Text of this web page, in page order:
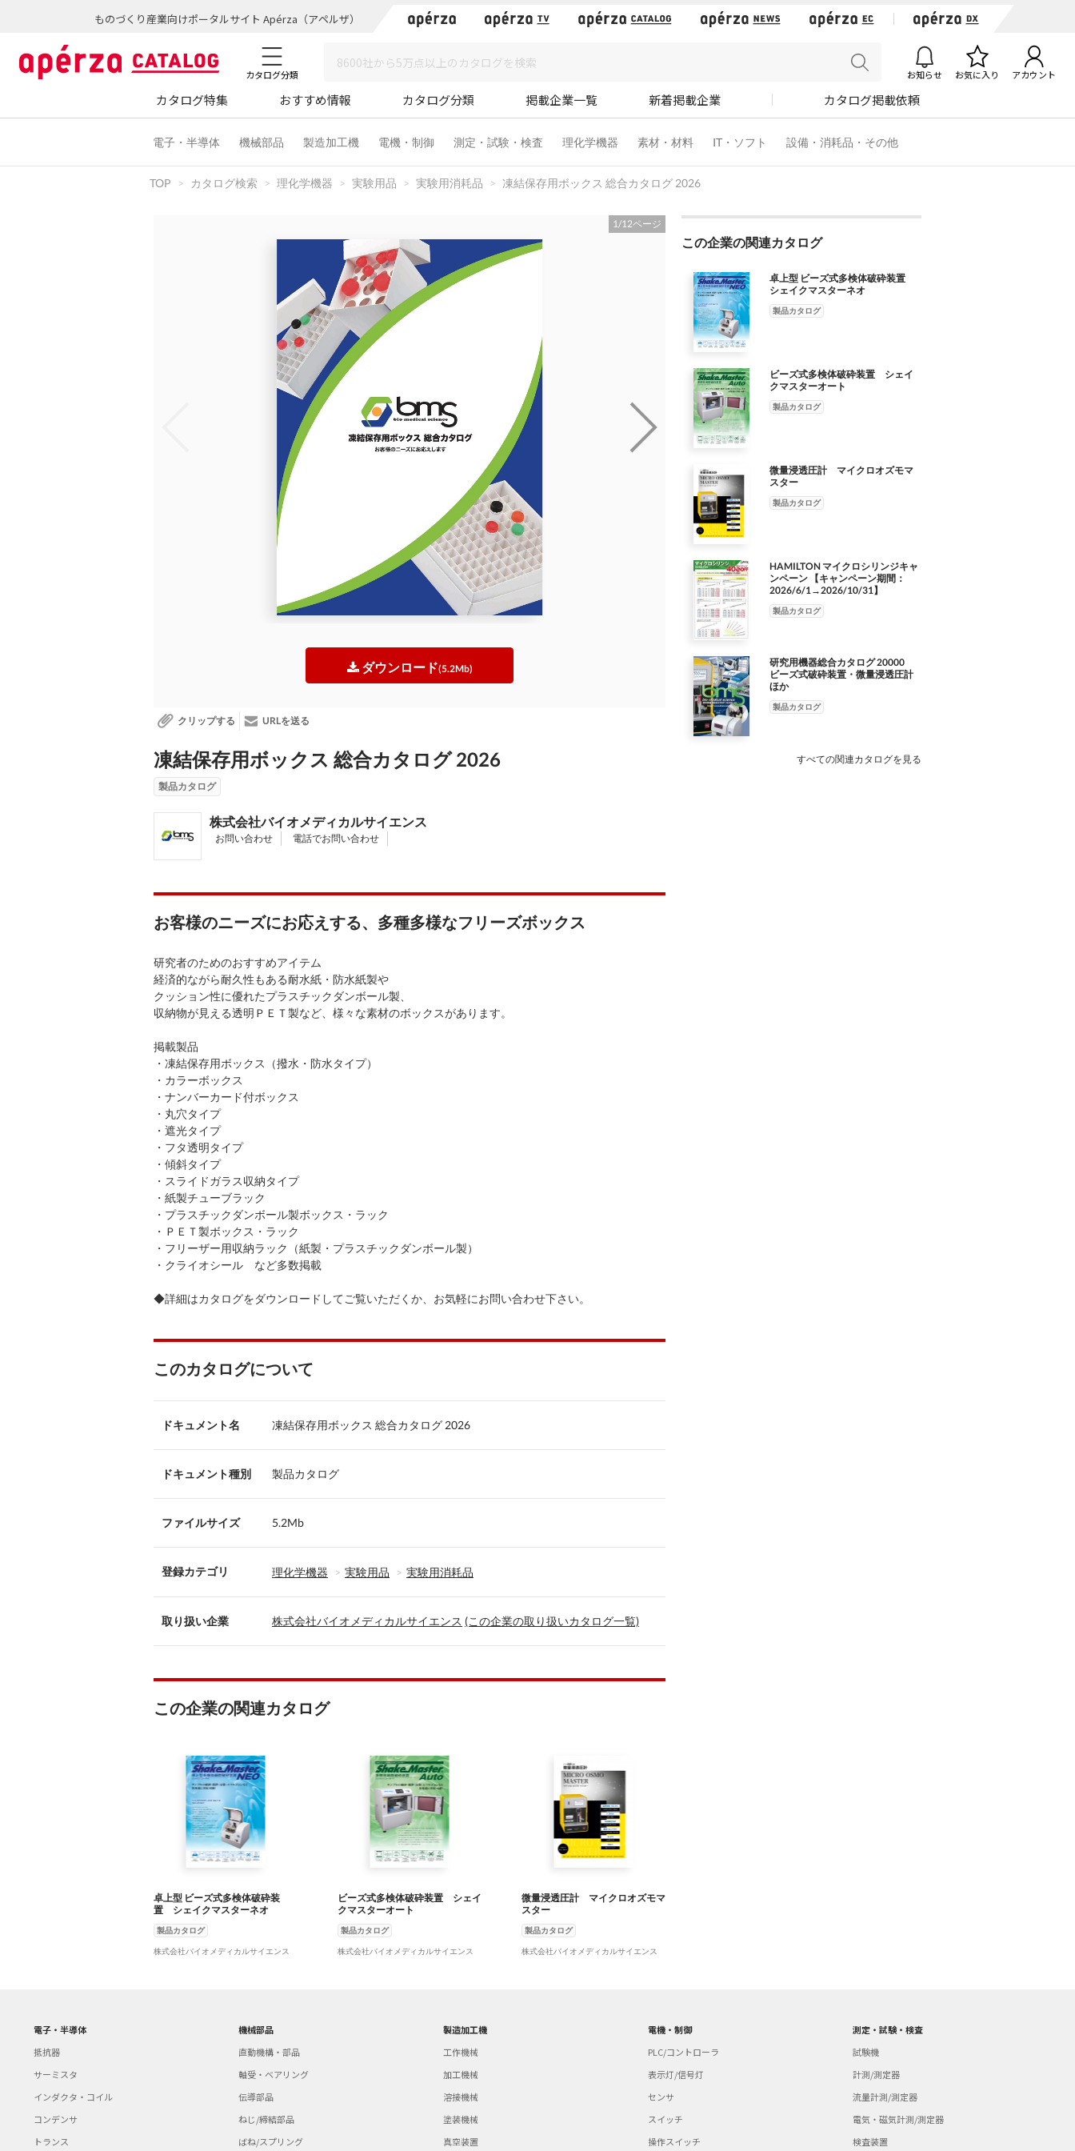
ものづくり産業向けポータルサイト Apérza（アペルザ）
カタログ分類 お知らせ お気に入り アカウント
カタログ特集 おすすめ情報 カタログ分類 掲載企業一覧 新着掲載企業 カタログ掲載依頼
電子・半導体 機械部品 製造加工機 電機・制御 測定・試験・検査 理化学機器 素材・材料 IT・ソフト 設備・消耗品・その他
TOP カタログ検索 理化学機器 実験用品 実験用消耗品 凍結保存用ボックス 総合カタログ 2026
1/12ページ
ダウンロード(5.2Mb)
クリップする URLを送る
凍結保存用ボックス 総合カタログ 2026
製品カタログ
株式会社バイオメディカルサイエンス
お問い合わせ 電話でお問い合わせ
お客様のニーズにお応えする、多種多様なフリーズボックス
研究者のためのおすすめアイテム
経済的ながら耐久性もある耐水紙・防水紙製や
クッション性に優れたプラスチックダンボール製、
収納物が見える透明ＰＥＴ製など、様々な素材のボックスがあります。
掲載製品
・凍結保存用ボックス（撥水・防水タイプ）
・カラーボックス
・ナンバーカード付ボックス
・丸穴タイプ
・遮光タイプ
・フタ透明タイプ
・傾斜タイプ
・スライドガラス収納タイプ
・紙製チューブラック
・プラスチックダンボール製ボックス・ラック
・ＰＥＴ製ボックス・ラック
・フリーザー用収納ラック（紙製・プラスチックダンボール製）
・クライオシール など多数掲載
◆詳細はカタログをダウンロードしてご覧いただくか、お気軽にお問い合わせ下さい。
このカタログについて
ドキュメント名 凍結保存用ボックス 総合カタログ 2026
ドキュメント種別 製品カタログ
ファイルサイズ 5.2Mb
登録カテゴリ 理化学機器 実験用品 実験用消耗品
取り扱い企業 株式会社バイオメディカルサイエンス (この企業の取り扱いカタログ一覧)
この企業の関連カタログ
卓上型 ビーズ式多検体破砕装
置 シェイクマスターネオ
製品カタログ
株式会社バイオメディカルサイエンス
ビーズ式多検体破砕装置 シェイ
クマスターオート
製品カタログ
株式会社バイオメディカルサイエンス
微量浸透圧計 マイクロオズモマ
スター
製品カタログ
株式会社バイオメディカルサイエンス
この企業の関連カタログ
卓上型 ビーズ式多検体破砕装置
シェイクマスターネオ
製品カタログ
ビーズ式多検体破砕装置 シェイ
クマスターオート
製品カタログ
微量浸透圧計 マイクロオズモマ
スター
製品カタログ
HAMILTON マイクロシリンジキャ
ンペーン 【キャンペーン期間：
2026/6/1→2026/10/31】
製品カタログ
研究用機器総合カタログ 20000
ビーズ式破砕装置・微量浸透圧計
ほか
製品カタログ
すべての関連カタログを見る
電子・半導体
抵抗器
サーミスタ
インダクタ・コイル
コンデンサ
トランス
機械部品
直動機構・部品
軸受・ベアリング
伝導部品
ねじ/締結部品
ばね/スプリング
製造加工機
工作機械
加工機械
溶接機械
塗装機械
真空装置
電機・制御
PLC/コントローラ
表示灯/信号灯
センサ
スイッチ
操作スイッチ
測定・試験・検査
試験機
計測/測定器
流量計測/測定器
電気・磁気計測/測定器
検査装置